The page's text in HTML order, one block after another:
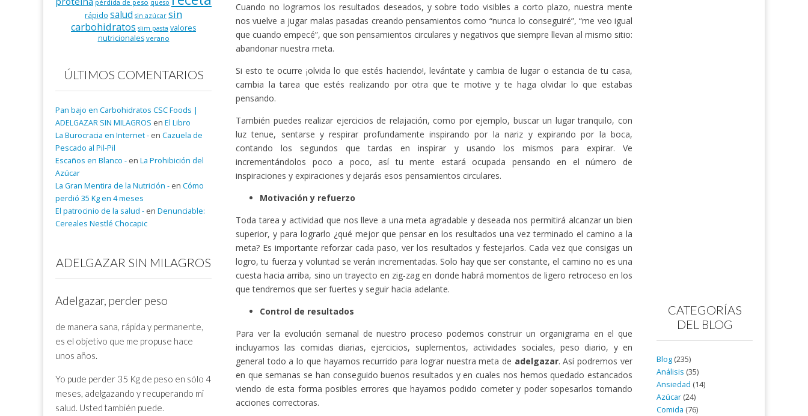
Cuando no logramos los resultados deseados, y sobre todo visibles a corto plazo, nuestra mente
nos vuelve a jugar malas pasadas creando pensamientos como “nunca lo conseguiré”, “me veo igual
que cuando empecé”, que son pensamientos circulares y negativos que siempre llevan al mismo sitio:
abandonar nuestra meta.
Si esto te ocurre ¡olvida lo que estés haciendo!, levántate y cambia de lugar o estancia de tu casa,
cambia la tarea que estés realizando por otra que te motive y te haga olvidar lo que estabas
pensando.
También puedes realizar ejercicios de relajación, como por ejemplo, buscar un lugar tranquilo, con
luz tenue, sentarse y respirar profundamente inspirando por la nariz y expirando por la boca,
contando los segundos que tardas en inspirar y usando los mismos para expirar. Ve
incrementándolos poco a poco, así tu mente estará ocupada pensando en el número de
inspiraciones y expiraciones y dejarás esos pensamientos circulares.
Motivación y refuerzo
Toda tarea y actividad que nos lleve a una meta agradable y deseada nos permitirá alcanzar un bien
superior, y para lograrlo ¿qué mejor que pensar en los resultados una vez terminado el camino a la
meta? Es importante reforzar cada paso, ver los resultados y festejarlos. Cada vez que consigas un
logro, tu fuerza y voluntad se verán incrementadas. Solo hay que ser constante, el camino no es una
cuesta hacia arriba, sino un trayecto en zig-zag en donde habrá momentos de ligero retroceso en los
que tendremos que ser fuertes y seguir hacia adelante.
Control de resultados
Para ver la evolución semanal de nuestro proceso podemos construir un organigrama en el que
incluyamos las comidas diarias, ejercicios, suplementos, actividades sociales, peso diario, y en
general todo a lo que hayamos recurrido para lograr nuestra meta de adelgazar. Así podremos ver
en que semanas se han conseguido buenos resultados y en cuales nos hemos quedado estancados
viendo de esta forma posibles errores que hayamos podido cometer y poder sopesarlos tomando
acciones correctoras.
pérdida de peso queso
rápido salud sin azúcar sin
carbohidratos slim pasta valores
nutricionales verano
ÚLTIMOS COMENTARIOS
Pan bajo en Carbohidratos CSC Foods |
ADELGAZAR SIN MILAGROS en El Libro
La Burocracia en Internet - en Cazuela de
Pescado al Pil-Pil
Escaños en Blanco - en La Prohibición del
Azúcar
La Gran Mentira de la Nutrición - en Cómo
perdió 35 Kg en 4 meses
El patrocinio de la salud - en Denunciable:
Cereales Nestlé Chocapic
ADELGAZAR SIN MILAGROS
Adelgazar, perder peso
de manera sana, rápida y permanente,
es el objetivo que me propuse hace
unos años.
Yo pude perder 35 Kg de peso en sólo 4
meses, adelgazando y recuperando mi
salud. Usted también puede.
CATEGORÍAS
DEL BLOG
Blog (235)
Análisis (35)
Ansiedad (14)
Azúcar (24)
Comida (76)